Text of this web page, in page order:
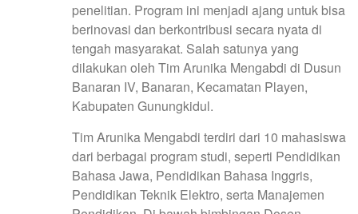
penelitian. Program ini menjadi ajang untuk bisa
berinovasi dan berkontribusi secara nyata di
tengah masyarakat. Salah satunya yang
dilakukan oleh Tim Arunika Mengabdi di Dusun
Banaran IV, Banaran, Kecamatan Playen,
Kabupaten Gunungkidul.
Tim Arunika Mengabdi terdiri dari 10 mahasiswa
dari berbagai program studi, seperti Pendidikan
Bahasa Jawa, Pendidikan Bahasa Inggris,
Pendidikan Teknik Elektro, serta Manajemen